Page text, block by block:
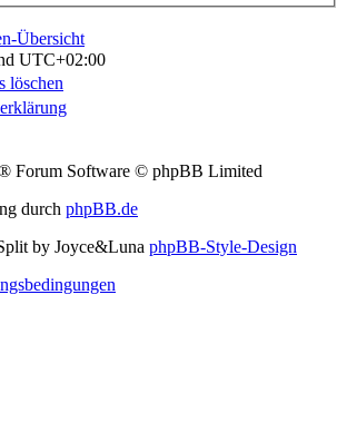
Übersicht
UTC+02:00
löschen
Forum Software © phpBB Limited
durch phpBB.de
by Joyce&Luna phpBB-Style-Design